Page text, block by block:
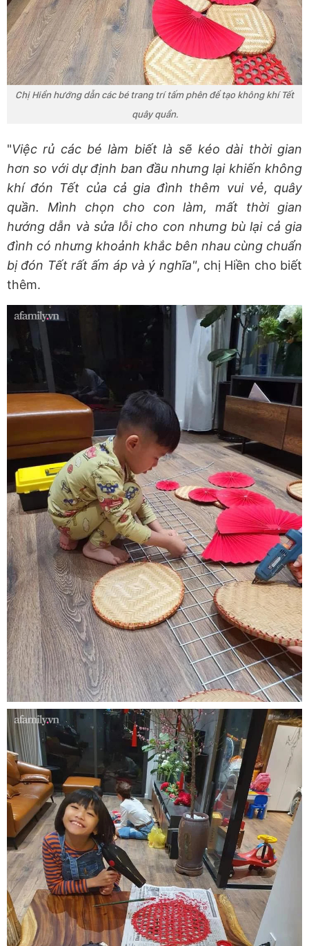
Chị Hiền hướng dẫn các bé trang trí tấm phên để tạo không khí Tết
quây quần.
"Việc rủ các bé làm biết là sẽ kéo dài thời gian
hơn so với dự định ban đầu nhưng lại khiến không
khí đón Tết của cả gia đình thêm vui vẻ, quây
quần. Mình chọn cho con làm, mất thời gian
hướng dẫn và sửa lỗi cho con nhưng bù lại cả gia
đình có nhưng khoảnh khắc bên nhau cùng chuẩn
bị đón Tết rất ấm áp và ý nghĩa", chị Hiền cho biết
thêm.